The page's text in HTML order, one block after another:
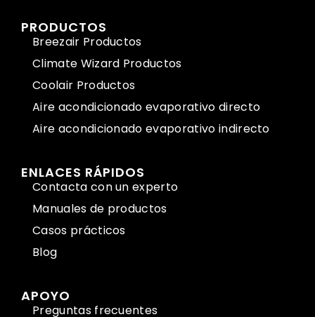
PRODUCTOS
Breezair Productos
Climate Wizard Productos
Coolair Productos
Aire acondicionado evaporativo directo
Aire acondicionado evaporativo indirecto
ENLACES RÁPIDOS
Contacta con un experto
Manuales de productos
Casos prácticos
Blog
APOYO
Preguntas frecuentes